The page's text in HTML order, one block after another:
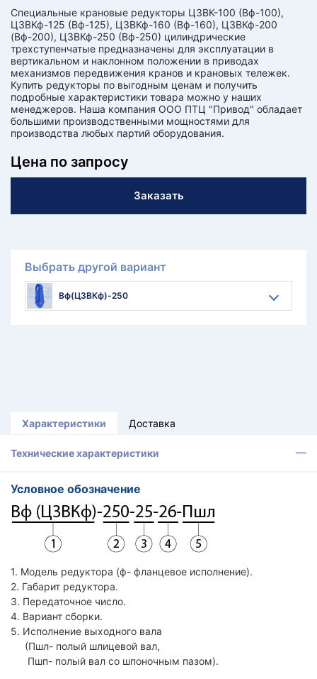
Специальные крановые редукторы Ц3ВК-100 (Вф-100),
Ц3ВКф-125 (Вф-125), Ц3ВКф-160 (Вф-160), Ц3ВКф-200
(Вф-200), Ц3ВКф-250 (Вф-250) цилиндрические
трехступенчатые предназначены для эксплуатации в
вертикальном и наклонном положении в приводах
механизмов передвижения кранов и крановых тележек.
Купить редукторы по выгодным ценам и получить
подробные характеристики товара можно у наших
менеджеров. Наша компания ООО ПТЦ "Привод" обладает
большими производственными мощностями для
производства любых партий оборудования.
Цена по запросу
Заказать
Выбрать другой вариант
Вф(Ц3ВКф)-250
Характеристики Доставка
Технические характеристики
Условное обозначение
1. Модель редуктора (ф- фланцевое исполнение).
2. Габарит редуктора.
3. Передаточное число.
4. Вариант сборки.
5. Исполнение выходного вала
(Пшл- полый шлицевой вал,
Пшп- полый вал со шпоночным пазом).